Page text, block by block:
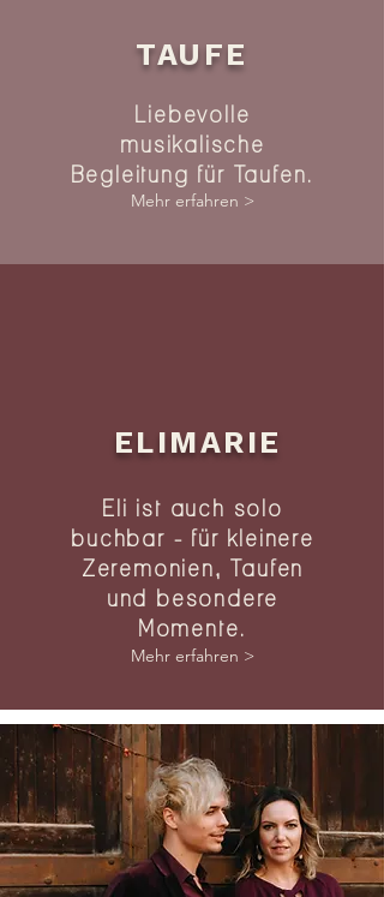
TAUFE
Liebevolle
musikalische
Begleitung für Taufen.
Mehr erfahren >
ELIMARIE
Eli ist auch solo
buchbar - für kleinere
Zeremonien, Taufen
und besondere
Momente.
Mehr erfahren >